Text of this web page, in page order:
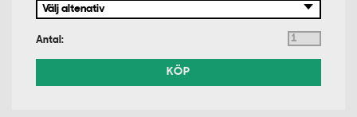
Antal:
KÖP